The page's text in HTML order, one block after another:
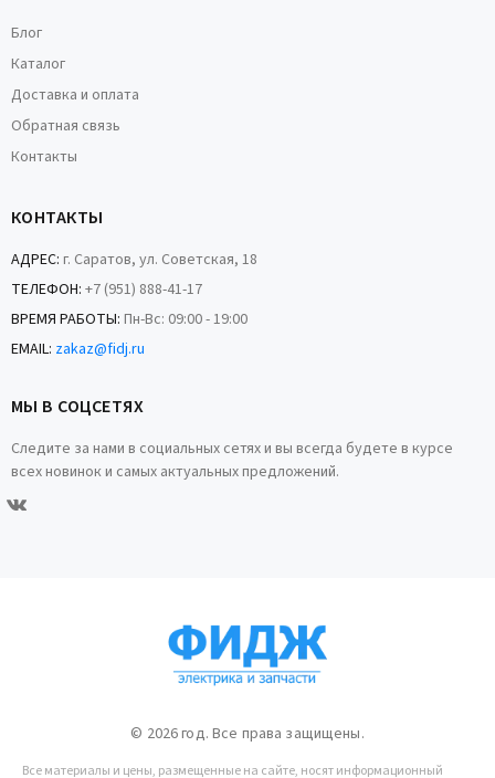
Блог
Каталог
Доставка и оплата
Обратная связь
Контакты
КОНТАКТЫ
АДРЕС: г. Саратов, ул. Советская, 18
ТЕЛЕФОН: +7 (951) 888-41-17
ВРЕМЯ РАБОТЫ: Пн-Вс: 09:00 - 19:00
EMAIL: zakaz@fidj.ru
МЫ В СОЦСЕТЯХ
Следите за нами в социальных сетях и вы всегда будете в курсе
всех новинок и самых актуальных предложений.
© 2026 год. Все права защищены.
Все материалы и цены, размещенные на сайте, носят информационный